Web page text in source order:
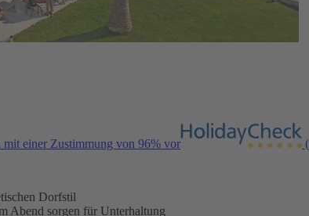
einer Zustimmung von 96% vor
Dorfstil
Abend sorgen für Unterhaltung